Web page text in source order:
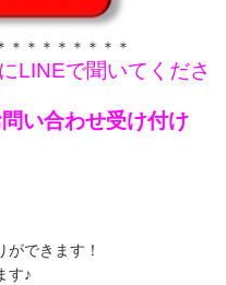
＊＊＊＊＊＊＊＊
LINEで聞いてくださ
い合わせ受け付け
できます！
す♪